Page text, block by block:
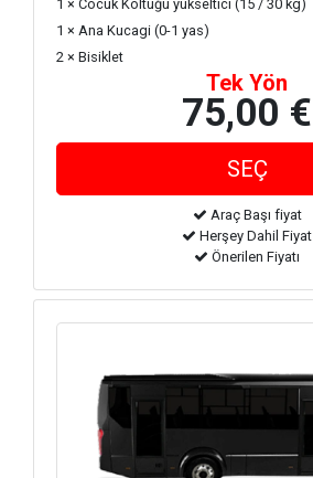
1 × Cocuk Koltuğu yükseltici (15 / 30 kg)
1 × Ana Kucagi (0-1 yas)
2 × Bisiklet
Tek Yön
75,00 €
Araç Başı fiyat
Herşey Dahil Fiyat
Önerilen Fiyatı